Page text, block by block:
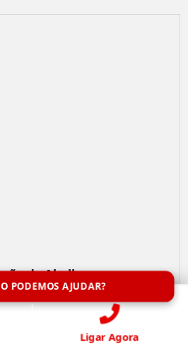
de Abelhas
PODEMOS AJUDAR?
Ligar Agora